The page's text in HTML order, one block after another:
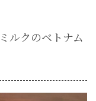
ルクのベトナム